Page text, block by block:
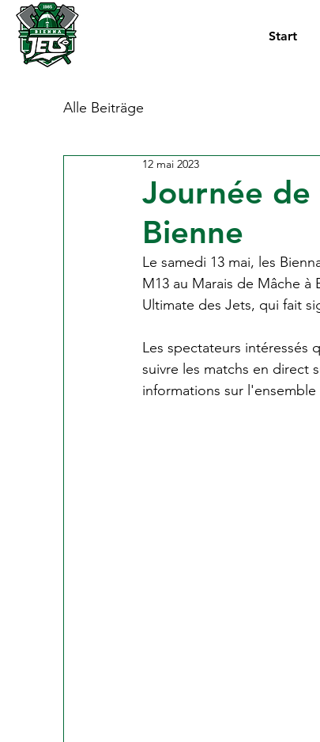
Start
Alle Beiträge
Journée
Bienne
12 mai 2023
Le samedi 13 mai, les
M13 au Marais de Mâche
Ultimate des Jets, qui fait
Les spectateurs intéressés
suivre les matchs en direct
informations sur